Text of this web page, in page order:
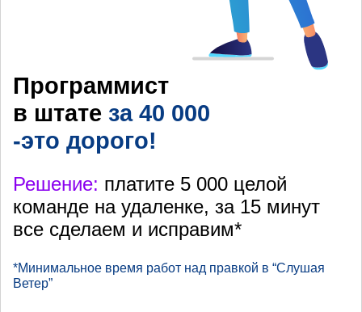
Программист
в штате за 40 000
-это дорого!
Решение: платите 5 000 целой
команде на удаленке, за 15 минут
все сделаем и исправим*
*Минимальное время работ над правкой в “Слушая
Ветер”